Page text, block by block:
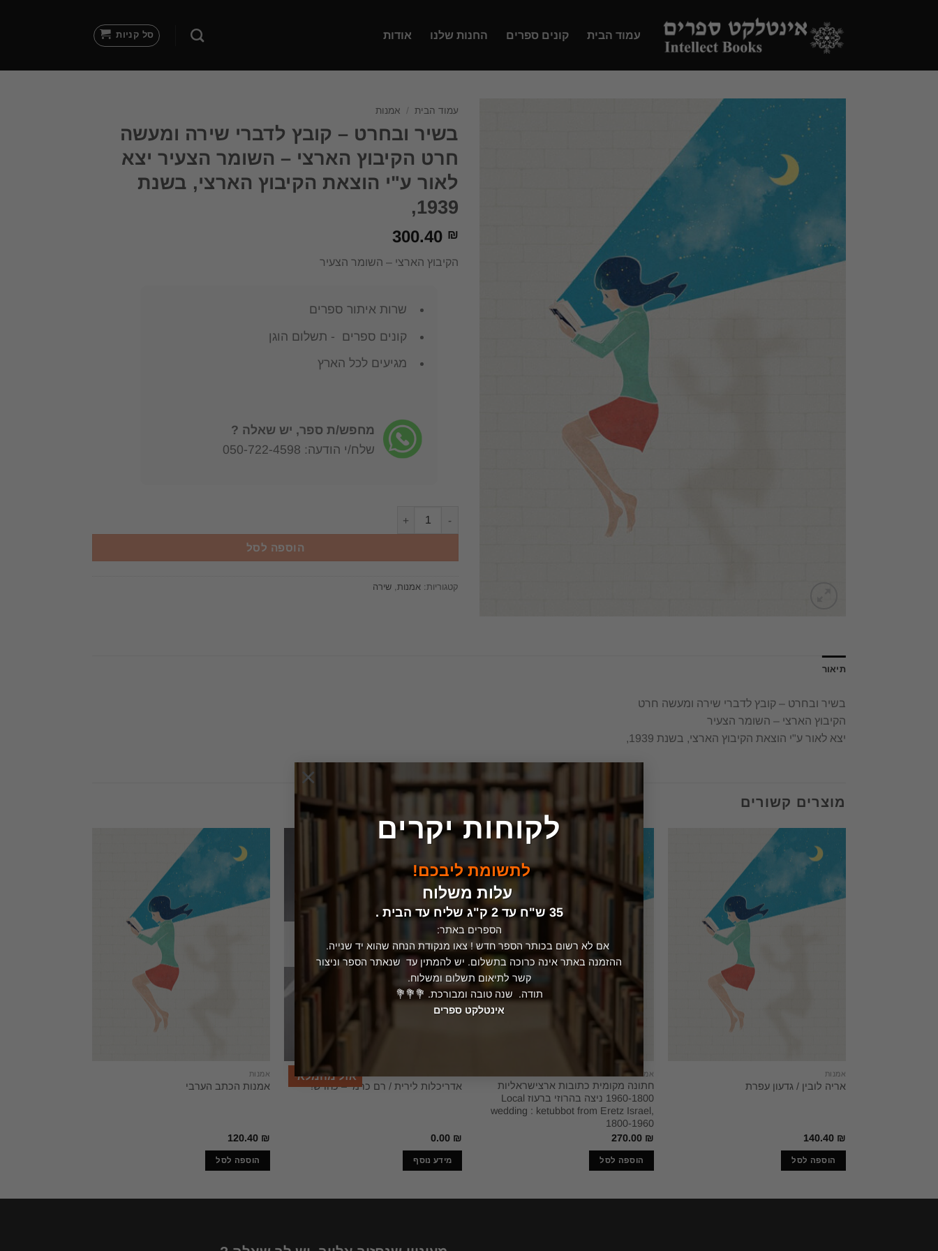
לקוחות יקרים
לתשומת ליבכם!
עלות משלוח
35 ש"ח עד 2 ק"ג שליח עד הבית .
הספרים באתר:
אם לא רשום בכותר הספר חדש ! צאו מנקודת הנחה שהוא יד שנייה.
ההזמנה באתר אינה כרוכה בתשלום. יש להמתין עד שנאתר הספר וניצור
קשר לתיאום תשלום ומשלוח.
תודה. שנה טובה ומבורכת. 💐💐💐
אינטלקט ספרים
×
עמוד הבית קונים ספרים החנות שלנו אודות סל קניות
עמוד הבית / אמנות
בשיר ובחרט – קובץ לדברי שירה ומעשה
חרט הקיבוץ הארצי – השומר הצעיר יצא
לאור ע"י הוצאת הקיבוץ הארצי, בשנת
1939,
300.40 ₪
הקיבוץ הארצי – השומר הצעיר
שרות איתור ספרים
קונים ספרים - תשלום הוגן
מגיעים לכל הארץ
מחפש/ת ספר, יש שאלה ?
שלח/י הודעה: 050-722-4598
כמות של בשיר ובחרט - קובץ לדברי שירה ומעשה חרט הקיבוץ הארצי - השומר הצעיר יצא לאור ע"י הוצאת
הוספה לסל
קטגוריות: אמנות, שירה
תיאור
בשיר ובחרט – קובץ לדברי שירה ומעשה חרט
הקיבוץ הארצי – השומר הצעיר
יצא לאור ע"י הוצאת הקיבוץ הארצי, בשנת 1939,
מוצרים קשורים
אמנות
אריה לובין / גדעון עפרת
140.40 ₪
הוספה לסל
אמנות
חתונה מקומית כתובות ארצישראליות
1960-1800 ניצה בהרוזי ברעוז Local
wedding : ketubbot from Eretz Israel,
1800-1960
270.00 ₪
הוספה לסל
המלאי אזל
אזל מהמלאי
אדריכלות לירית / רם כרמי – כחדש!
0.00 ₪
מידע נוסף
אמנות
אמנות הכתב הערבי
120.40 ₪
הוספה לסל